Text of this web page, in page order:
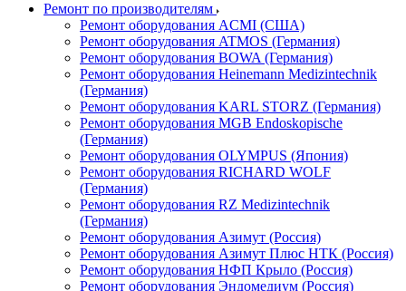
Ремонт по производителям
Ремонт оборудования ACMI (США)
Ремонт оборудования ATMOS (Германия)
Ремонт оборудования BOWA (Германия)
Ремонт оборудования Heinemann Medizintechnik
(Германия)
Ремонт оборудования KARL STORZ (Германия)
Ремонт оборудования MGB Endoskopische
(Германия)
Ремонт оборудования OLYMPUS (Япония)
Ремонт оборудования RICHARD WOLF
(Германия)
Ремонт оборудования RZ Medizintechnik
(Германия)
Ремонт оборудования Азимут (Россия)
Ремонт оборудования Азимут Плюс НТК (Россия)
Ремонт оборудования НФП Крыло (Россия)
Ремонт оборудования Эндомедиум (Россия)